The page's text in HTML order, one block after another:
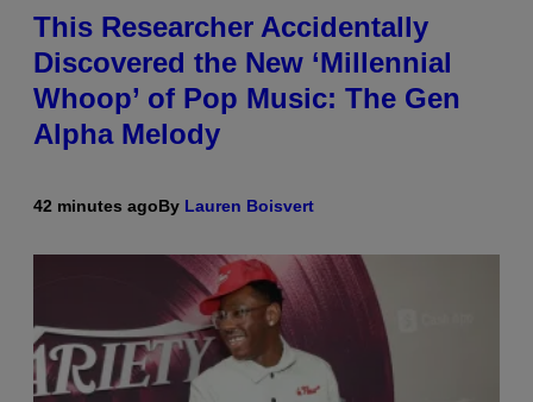
This Researcher Accidentally
Discovered the New ‘Millennial
Whoop’ of Pop Music: The Gen
Alpha Melody
42 minutes agoBy Lauren Boisvert